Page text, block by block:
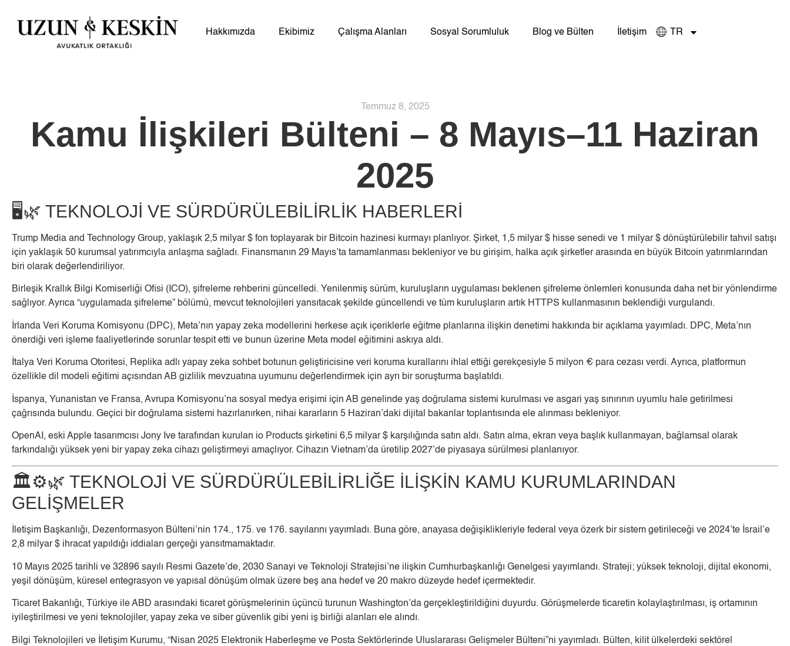
Hakkımızda Ekibimiz Çalışma Alanları Sosyal Sorumluluk Blog ve Bülten İletişim TR
Temmuz 8, 2025
Kamu İlişkileri Bülteni – 8 Mayıs–11 Haziran
2025
🖥️🌿 TEKNOLOJİ VE SÜRDÜRÜLEBİLİRLİK HABERLERİ
Trump Media and Technology Group, yaklaşık 2,5 milyar $ fon toplayarak bir Bitcoin hazinesi kurmayı planlıyor. Şirket, 1,5 milyar $ hisse senedi ve 1 milyar $ dönüştürülebilir tahvil satışı
için yaklaşık 50 kurumsal yatırımcıyla anlaşma sağladı. Finansmanın 29 Mayıs’ta tamamlanması bekleniyor ve bu girişim, halka açık şirketler arasında en büyük Bitcoin yatırımlarından
biri olarak değerlendiriliyor.
Birleşik Krallık Bilgi Komiserliği Ofisi (ICO), şifreleme rehberini güncelledi. Yenilenmiş sürüm, kuruluşların uygulaması beklenen şifreleme önlemleri konusunda daha net bir yönlendirme
sağlıyor. Ayrıca “uygulamada şifreleme” bölümü, mevcut teknolojileri yansıtacak şekilde güncellendi ve tüm kuruluşların artık HTTPS kullanmasının beklendiği vurgulandı.
İrlanda Veri Koruma Komisyonu (DPC), Meta’nın yapay zeka modellerini herkese açık içeriklerle eğitme planlarına ilişkin denetimi hakkında bir açıklama yayımladı. DPC, Meta’nın
önerdiği veri işleme faaliyetlerinde sorunlar tespit etti ve bunun üzerine Meta model eğitimini askıya aldı.
İtalya Veri Koruma Otoritesi, Replika adlı yapay zeka sohbet botunun geliştiricisine veri koruma kurallarını ihlal ettiği gerekçesiyle 5 milyon € para cezası verdi. Ayrıca, platformun
özellikle dil modeli eğitimi açısından AB gizlilik mevzuatına uyumunu değerlendirmek için ayrı bir soruşturma başlatıldı.
İspanya, Yunanistan ve Fransa, Avrupa Komisyonu’na sosyal medya erişimi için AB genelinde yaş doğrulama sistemi kurulması ve asgari yaş sınırının uyumlu hale getirilmesi
çağrısında bulundu. Geçici bir doğrulama sistemi hazırlanırken, nihai kararların 5 Haziran’daki dijital bakanlar toplantısında ele alınması bekleniyor.
OpenAI, eski Apple tasarımcısı Jony Ive tarafından kurulan io Products şirketini 6,5 milyar $ karşılığında satın aldı. Satın alma, ekran veya başlık kullanmayan, bağlamsal olarak
farkındalığı yüksek yeni bir yapay zeka cihazı geliştirmeyi amaçlıyor. Cihazın Vietnam’da üretilip 2027’de piyasaya sürülmesi planlanıyor.
🏛️⚙️🌿 TEKNOLOJİ VE SÜRDÜRÜLEBİLİRLİĞE İLİŞKİN KAMU KURUMLARINDAN
GELİŞMELER
İletişim Başkanlığı, Dezenformasyon Bülteni’nin 174., 175. ve 176. sayılarını yayımladı. Buna göre, anayasa değişiklikleriyle federal veya özerk bir sistem getirileceği ve 2024’te İsrail’e
2,8 milyar $ ihracat yapıldığı iddiaları gerçeği yansıtmamaktadır.
10 Mayıs 2025 tarihli ve 32896 sayılı Resmi Gazete’de, 2030 Sanayi ve Teknoloji Stratejisi’ne ilişkin Cumhurbaşkanlığı Genelgesi yayımlandı. Strateji; yüksek teknoloji, dijital ekonomi,
yeşil dönüşüm, küresel entegrasyon ve yapısal dönüşüm olmak üzere beş ana hedef ve 20 makro düzeyde hedef içermektedir.
Ticaret Bakanlığı, Türkiye ile ABD arasındaki ticaret görüşmelerinin üçüncü turunun Washington’da gerçekleştirildiğini duyurdu. Görüşmelerde ticaretin kolaylaştırılması, iş ortamının
iyileştirilmesi ve yeni teknolojiler, yapay zeka ve siber güvenlik gibi yeni iş birliği alanları ele alındı.
Bilgi Teknolojileri ve İletişim Kurumu, “Nisan 2025 Elektronik Haberleşme ve Posta Sektörlerinde Uluslararası Gelişmeler Bülteni”ni yayımladı. Bülten, kilit ülkelerdeki sektörel